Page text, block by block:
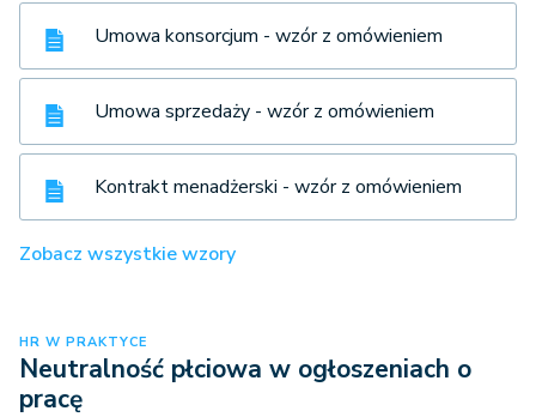
Umowa konsorcjum - wzór z omówieniem
Umowa sprzedaży - wzór z omówieniem
Kontrakt menadżerski - wzór z omówieniem
Zobacz wszystkie wzory
HR W PRAKTYCE
Neutralność płciowa w ogłoszeniach o
pracę